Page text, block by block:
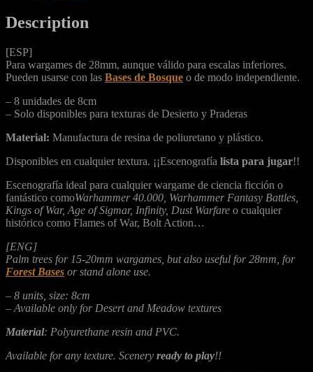
Description
[ESP]
Para wargames de 28mm, aunque válido para escalas inferiores.
Pueden usarse con las Bases de Bosque o de modo independiente.
– 8 unidades de 8cm
– Solo disponibles para texturas de Desierto y Praderas
Material: Manufactura de resina de poliuretano y plástico.
Disponibles en cualquier textura. ¡¡Escenografía lista para jugar!!
Escenografía ideal para cualquier wargame de ciencia ficción o
fantástico comoWarhammer 40.000, Warhammer Fantasy Battles,
Kings of War, Age of Sigmar, Infinity, Dust Warfare o cualquier
histórico como Flames of War, Bolt Action…
[ENG]
Palm trees for 15-20mm wargames, but also useful for 28mm, for
Forest Bases or stand alone use.
– 8 units, size: 8cm
– Available only for Desert and Meadow textures
Material: Polyurethane resin and PVC.
Available for any texture. Scenery ready to play!!